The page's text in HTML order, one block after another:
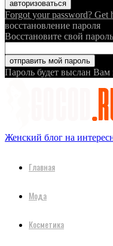
Forgot your password? Get
восстановление пароля
Восстановите свой пароль
Пароль будет выслан Вам
Женский блог на
Главная
Мода
Косметика